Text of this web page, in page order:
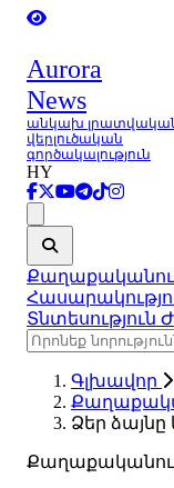
Aurora
News
անկախ
վերլուծական
գործակալություն
HY
Տնտեսություն
Գլխավոր
Ձեր ձայնը